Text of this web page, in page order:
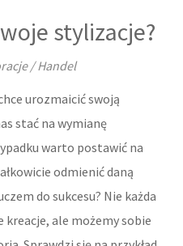
OKNA
WENTYLACJA
DZIAŁKI
stylizacje?
/ Handel
urozmaicić swoją
stać na wymianę
warto postawić na
odmienić daną
do sukcesu? Nie każda
kreacje, ale możemy sobie